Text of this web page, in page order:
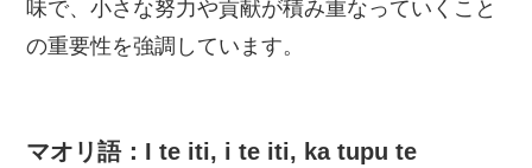
味で、小さな努力や貢献が積み重なっていくこと
の重要性を強調しています。
マオリ語：I te iti, i te iti, ka tupu te